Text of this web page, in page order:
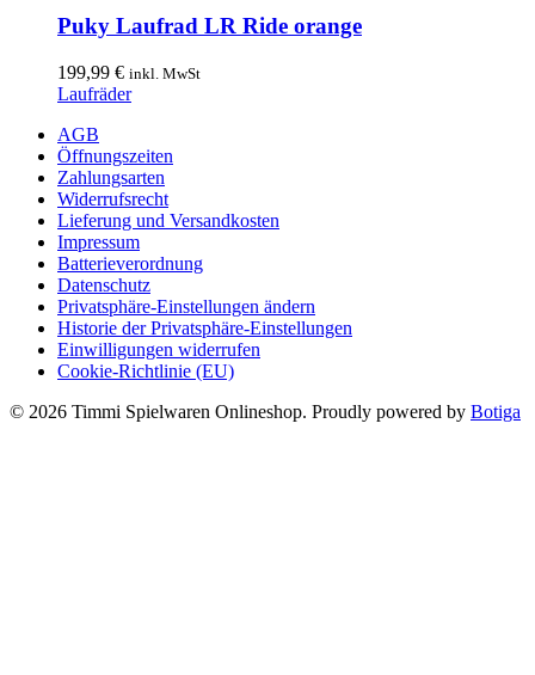
Puky Laufrad LR Ride orange
199,99 € inkl. MwSt
Laufräder
AGB
Öffnungszeiten
Zahlungsarten
Widerrufsrecht
Lieferung und Versandkosten
Impressum
Batterieverordnung
Datenschutz
Privatsphäre-Einstellungen ändern
Historie der Privatsphäre-Einstellungen
Einwilligungen widerrufen
Cookie-Richtlinie (EU)
© 2026 Timmi Spielwaren Onlineshop. Proudly powered by Botiga